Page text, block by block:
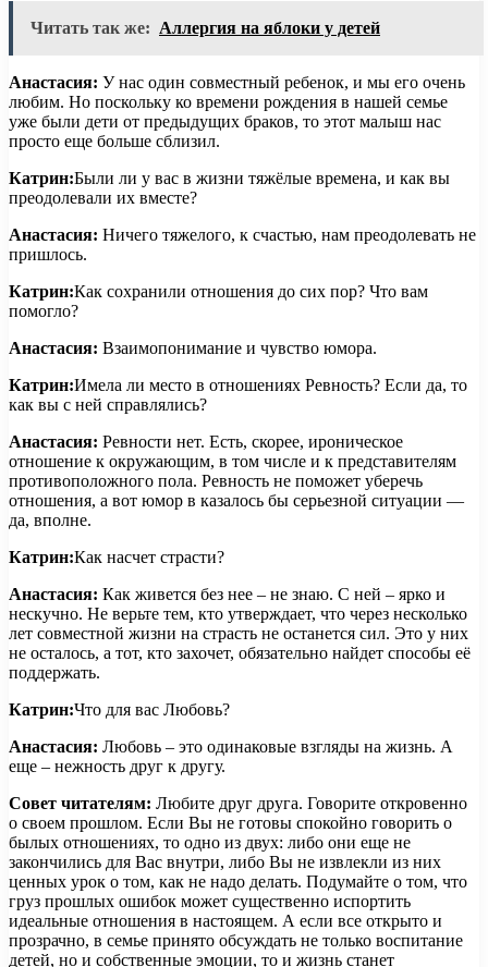
Читать так же: Аллергия на яблоки у детей
Анастасия: У нас один совместный ребенок, и мы его очень
любим. Но поскольку ко времени рождения в нашей семье
уже были дети от предыдущих браков, то этот малыш нас
просто еще больше сблизил.
Катрин:Были ли у вас в жизни тяжёлые времена, и как вы
преодолевали их вместе?
Анастасия: Ничего тяжелого, к счастью, нам преодолевать не
пришлось.
Катрин:Как сохранили отношения до сих пор? Что вам
помогло?
Анастасия: Взаимопонимание и чувство юмора.
Катрин:Имела ли место в отношениях Ревность? Если да, то
как вы с ней справлялись?
Анастасия: Ревности нет. Есть, скорее, ироническое
отношение к окружающим, в том числе и к представителям
противоположного пола. Ревность не поможет уберечь
отношения, а вот юмор в казалось бы серьезной ситуации —
да, вполне.
Катрин:Как насчет страсти?
Анастасия: Как живется без нее – не знаю. С ней – ярко и
нескучно. Не верьте тем, кто утверждает, что через несколько
лет совместной жизни на страсть не останется сил. Это у них
не осталось, а тот, кто захочет, обязательно найдет способы её
поддержать.
Катрин:Что для вас Любовь?
Анастасия: Любовь – это одинаковые взгляды на жизнь. А
еще – нежность друг к другу.
Совет читателям: Любите друг друга. Говорите откровенно
о своем прошлом. Если Вы не готовы спокойно говорить о
былых отношениях, то одно из двух: либо они еще не
закончились для Вас внутри, либо Вы не извлекли из них
ценных урок о том, как не надо делать. Подумайте о том, что
груз прошлых ошибок может существенно испортить
идеальные отношения в настоящем. А если все открыто и
прозрачно, в семье принято обсуждать не только воспитание
детей, но и собственные эмоции, то и жизнь станет